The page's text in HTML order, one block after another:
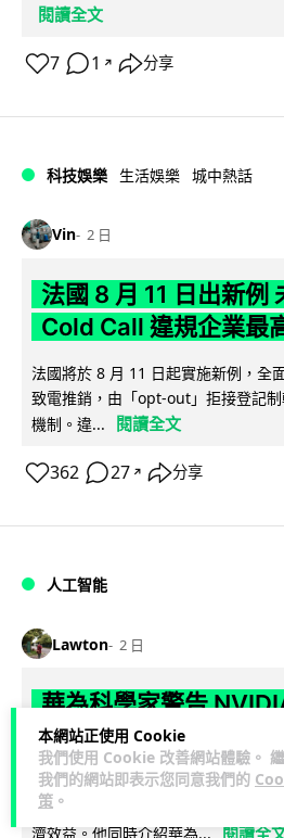
本網站正使用 Cookie
我們使用 Cookie 改善網站體驗。
我們的網站即表示您同意我們的
策 。
閱讀全文
7 1 ↗ 分享
科技娛樂 生活娛樂 城中熱話
Vin 2 日
法國 8 月 11 日出新例
Cold Call 違規企業最
法國將於 8 月 11 日起實施新例，全
致電推銷，由「opt-out」拒接登記
機制。違...
閱讀全文
362 27 ↗ 分享
人工智能
Lawton 2 日
華為科學家警告
華為「韜定律」可繞
華為半導體首席科學家廖恒罕見接受
NVIDIA 等西方晶片巨頭正逼近物理
濟效益。他同時介紹華為... 閱讀全